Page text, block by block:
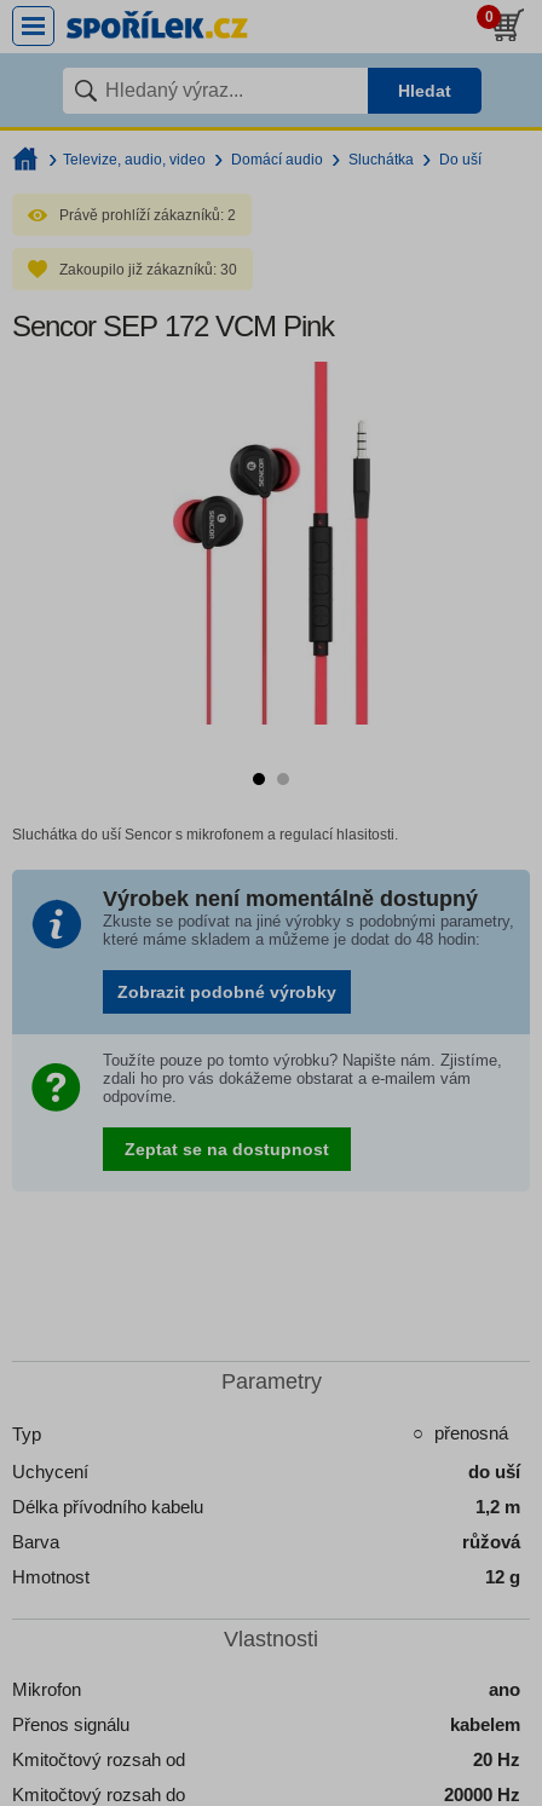
0
Hledat
Televize, audio, video Domácí audio Sluchátka Do uší
Právě prohlíží zákazníků: 2
Zakoupilo již zákazníků: 30
Sencor SEP 172 VCM Pink
Sluchátka do uší Sencor s mikrofonem a regulací hlasitosti.
Výrobek není momentálně dostupný
Zkuste se podívat na jiné výrobky s podobnými parametry,
které máme skladem a můžeme je dodat do 48 hodin:
Zobrazit podobné výrobky
Toužíte pouze po tomto výrobku? Napište nám. Zjistíme,
zdali ho pro vás dokážeme obstarat a e-mailem vám
odpovíme.
Zeptat se na dostupnost
Parametry
Typ
přenosná
Uchycení
do uší
Délka přívodního kabelu
1,2 m
Barva
růžová
Hmotnost
12 g
Vlastnosti
Mikrofon
ano
Přenos signálu
kabelem
Kmitočtový rozsah od
20 Hz
Kmitočtový rozsah do
20000 Hz